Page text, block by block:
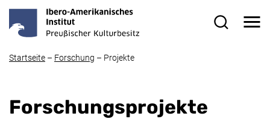
Startseite – Forschung – Projekte
Forschungsprojekte